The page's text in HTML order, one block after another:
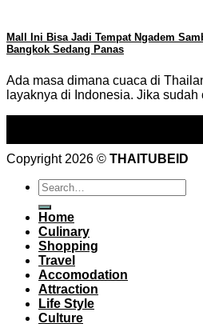
Mall Ini Bisa Jadi Tempat Ngadem
Bangkok Sedang Panas
Ada masa dimana cuaca di
layaknya di Indonesia. Jika sudah
Copyright 2026 © THAITUBEID
Home
Culinary
Shopping
Travel
Accomodation
Attraction
Life Style
Culture